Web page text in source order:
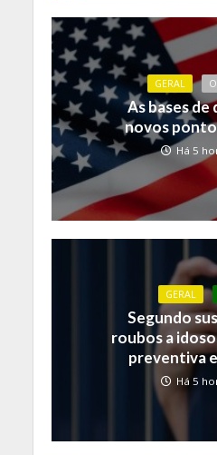
GERAL
As bases de
novos
Há 5
GERAL
Segundo
roubos a
preventiva
Há 5